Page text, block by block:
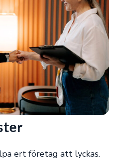
ert företag att lyckas.